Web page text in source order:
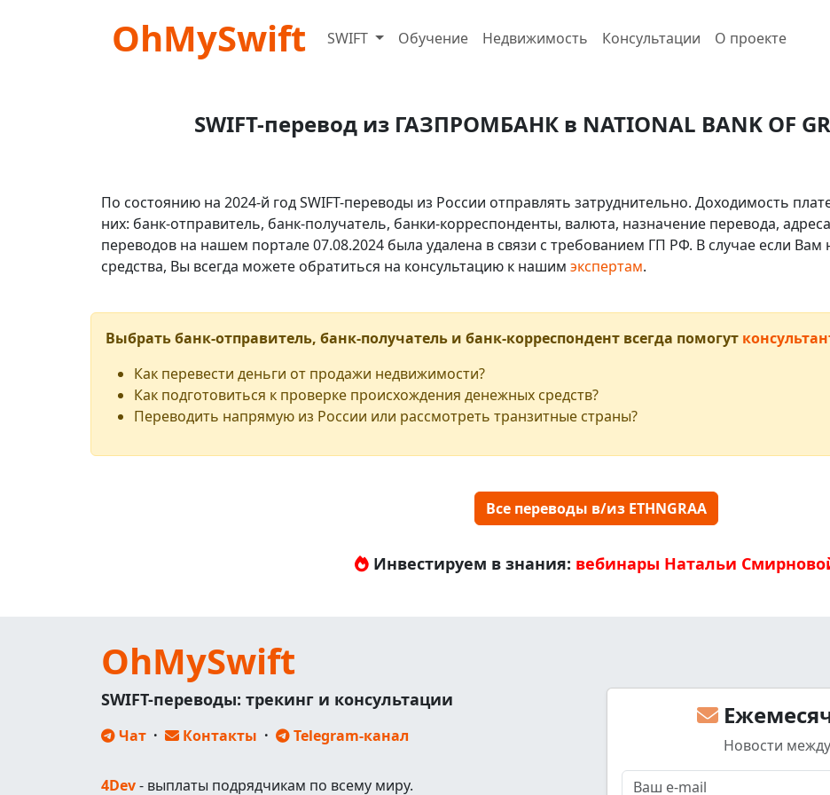
OhMySwift SWIFT Обучение Недвижимость Консультации О проекте
SWIFT-перевод из ГАЗПРОМБАНК в NATIONAL BANK OF
По состоянию на 2024-й год SWIFT-переводы из России отправлять затруднительно. Доходимость
них: банк-отправитель, банк-получатель, банки-корреспонденты, валюта, назначение перевода, адреса
переводов на нашем портале 07.08.2024 была удалена в связи с требованием ГП РФ. В случае если
средства, Вы всегда можете обратиться на консультацию к нашим экспертам.
Выбрать банк-отправитель, банк-получатель и банк-корреспондент всегда помогут
Как перевести деньги от продажи недвижимости?
Как подготовиться к проверке происхождения денежных средств?
Переводить напрямую из России или рассмотреть транзитные страны?
Все переводы в/из ETHNGRAA
Инвестируем в знания: вебинары Натальи
OhMySwift
SWIFT-переводы: трекинг и консультации
Чат · Контакты · Telegram-канал
4Dev- выплаты подрядчикам по всему миру.
Новости